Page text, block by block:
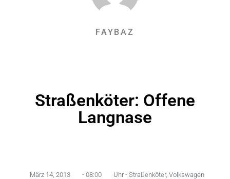
FAYBAZ
Straßenköter: Offene
Langnase
März 14, 2013 - 08:00 Uhr - Straßenköter, Volkswagen